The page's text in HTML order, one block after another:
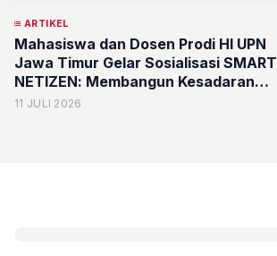
ARTIKEL
Mahasiswa dan Dosen Prodi HI UPN
Jawa Timur Gelar Sosialisasi SMART
NETIZEN: Membangun Kesadaran
Literasi Digital dan Etika dalam
11 JULI 2026